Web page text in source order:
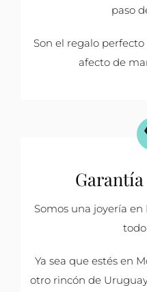
paso
Son el regalo
afecto de
Garantía
Somos una joyería
todo
Ya sea que estés en
otro rincón de